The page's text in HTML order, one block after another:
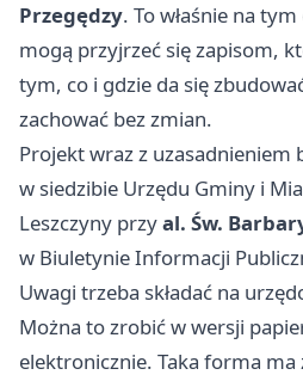
Przegędzy. To właśnie na
mogą przyjrzeć się zapisom,
tym, co i gdzie da się
zachować bez zmian.
Projekt wraz z uzasadnieniem
w siedzibie Urzędu Gminy i
Leszczyny przyal. Św.
w Biuletynie Informacji
Uwagi trzeba składać na
Można to zrobić w wersji
elektronicznie. Taka forma ma